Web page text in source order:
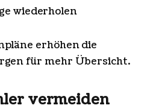
wiederholen
erhöhen die
für mehr Übersicht.
vermeiden